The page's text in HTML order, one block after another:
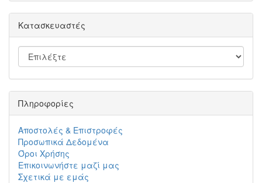
Κατασκευαστές
Πληροφορίες
Αποστολές & Επιστροφές
Προσωπικά Δεδομένα
Όροι Χρήσης
Επικοινωνήστε μαζί μας
Σχετικά με εμάς